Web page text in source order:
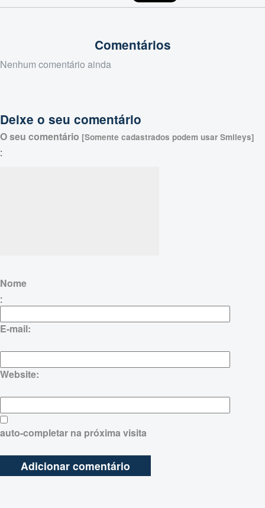
Comentários
Nenhum comentário ainda
Deixe o seu comentário
O seu comentário [Somente cadastrados podem usar Smileys]
:
Nome
:
E-mail:
Website:
auto-completar na próxima visita